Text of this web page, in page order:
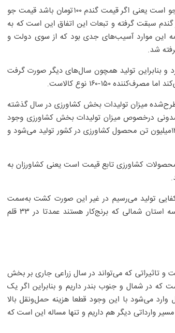
پیشه‌ور افزود: از سوی دیگر در دنیا قیمت گندم اصولا ۳/‏‏۱برابر قیمت جو است یعنی اگر قیمت گندم ۱۰۰تومان باشد قیمت جو
گندم سبقت گرفته و تبعات این اتفاق این است که به
این موارد آسیب‌های جدی بود که از سوی دولت و
شد.
و بنابراین تولید همچون سال‌های دیگر صورت گرفت
۱۵۰-۱۶۰ نوع کالاست.
میزان تولیدات بخش کشاورزی در سال گذشته
مدونی درخصوص میزان تولیدات بخش کشاورزی وجود
ندارد با این وجود طبق آمار وزارت جهاد کشاورزی سالانه بین ۱۲۰ تا ۱۳۰‌میلیون تن محصول کشاورزی در کشور تولید می‌شود و
کشاورزی تابع قیمت است یعنی کشاورزان به
تولید می‌رسیم در غیر این صورت کشت به‌سمت
محصولات دیگری می‌رود. بنابراین به استثنای برخی استان‌ها مثل سه استان شمالی که برنج‌کار هستند عمدتا در ۳۳ قلم
و تاثیراتی که می‌تواند در سال زراعی جاری بر بخش
که در شمال و جنوب بندر داریم و بنابراین اگر یک
می‌شود با این وجود قطعا هزینه حمل‌ونقل بالا
وارداتی دیگر هم داریم و تنها مساله این است که